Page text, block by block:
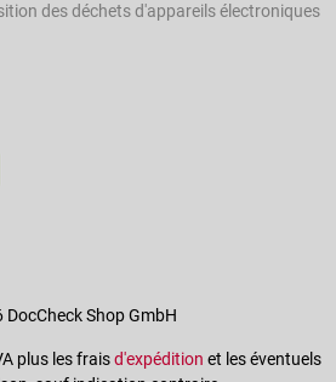
des déchets d'appareils électroniques
Shop GmbH
plus les fraisd'expédition et les éventuels